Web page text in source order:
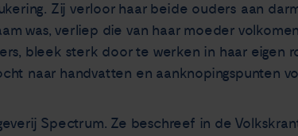
Zij verloor haar beide ouders aan
was, verliep die van haar moeder
bleek sterk door te werken in haar eigen
naar handvatten en aanknopingspunten
Spectrum. Ze beschreef in de